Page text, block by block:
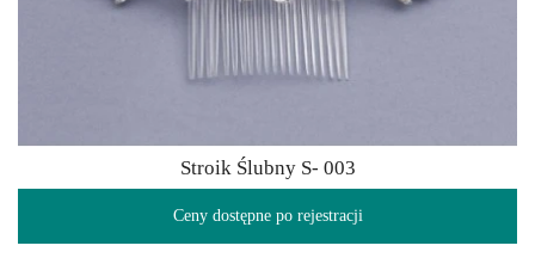
Stroik Ślubny S- 003
Ceny dostępne po rejestracji